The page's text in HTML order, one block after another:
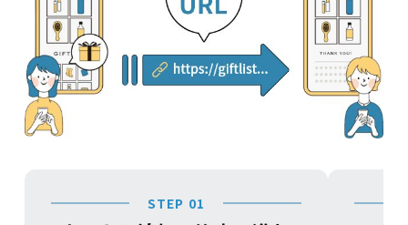
STEP 01